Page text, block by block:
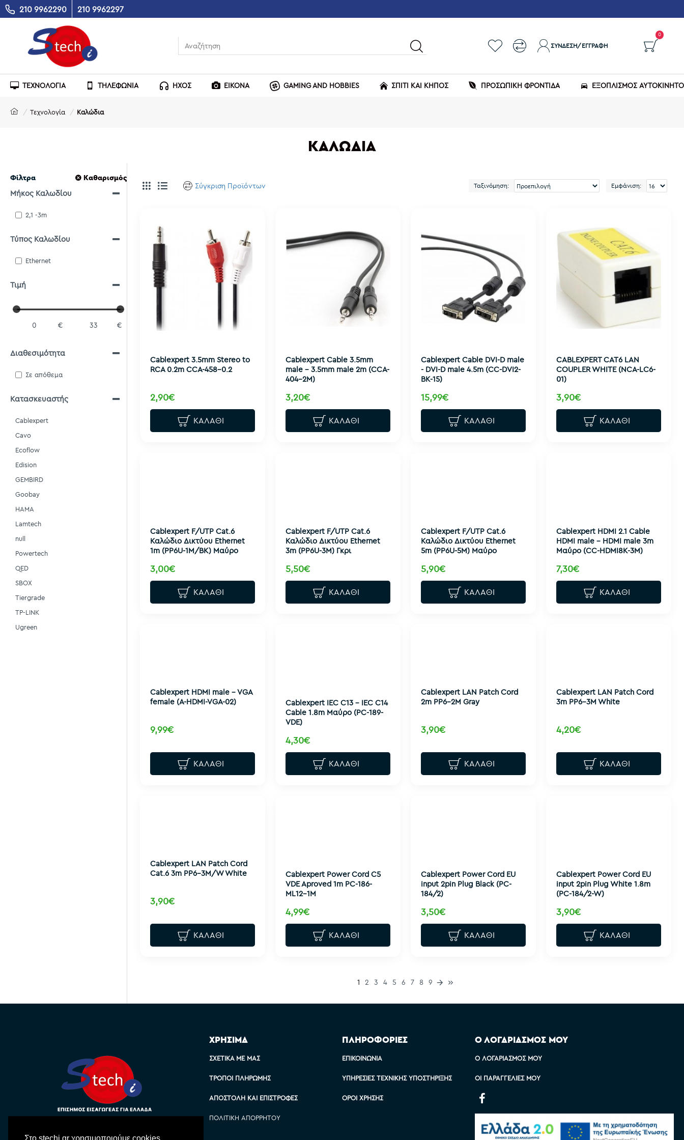
210 9962290 210 9962297
ΣΎΝΔΕΣΗ/ΕΓΓΡΑΦΉ
0
ΤΕΧΝΟΛΟΓΙΑ ΤΗΛΕΦΩΝΙΑ ΗΧΟΣ ΕΙΚΟΝΑ GAMING AND HOBBIES ΣΠΙΤΙ ΚΑΙ ΚΗΠΟΣ ΠΡΟΣΩΠΙΚΗ ΦΡΟΝΤΙΔΑ ΕΞΟΠΛΙΣΜΌΣ
Τεχνολογία Καλώδια
ΚΑΛΏΔΙΑ
Φίλτρα Καθαρισμός
Τιμή
€ €
Κατασκευαστής
Cablexpert
Cavo
Ecoflow
Edision
GEMBIRD
Goobay
HAMA
Lamtech
null
Powertech
QED
SBOX
Tiergrade
TP-LINK
Ugreen
Μήκος Καλωδίου
2,1 -3m
Τύπος Καλωδίου
Ethernet
Διαθεσιμότητα
Σε απόθεμα
Σύγκριση Προϊόντων Ταξινόμηση: Εμφάνιση:
Cablexpert 3.5mm Stereo to
RCA 0.2m CCA-458-0.2
2,90€
ΚΑΛΆΘΙ
Cablexpert Cable 3.5mm
male - 3.5mm male 2m (CCA-
404-2M)
3,20€
ΚΑΛΆΘΙ
Cablexpert Cable DVI-D male
- DVI-D male 4.5m (CC-DVI2-
BK-15)
15,99€
ΚΑΛΆΘΙ
CABLEXPERT CAT6 LAN
COUPLER WHITE (NCA-LC6-
01)
3,90€
ΚΑΛΆΘΙ
Cablexpert F/UTP Cat.6
Καλώδιο Δικτύου Ethernet
1m (PP6U-1M/BK) Μαύρο
3,00€
ΚΑΛΆΘΙ
Cablexpert F/UTP Cat.6
Καλώδιο Δικτύου Ethernet
3m (PP6U-3M) Γκρι
5,50€
ΚΑΛΆΘΙ
Cablexpert F/UTP Cat.6
Καλώδιο Δικτύου Ethernet
5m (PP6U-5M) Μαύρο
5,90€
ΚΑΛΆΘΙ
Cablexpert HDMI 2.1 Cable
HDMI male - HDMI male 3m
Μαύρο (CC-HDMI8K-3M)
7,30€
ΚΑΛΆΘΙ
Cablexpert HDMI male - VGA
female (A-HDMI-VGA-02)
9,99€
ΚΑΛΆΘΙ
Cablexpert IEC C13 - IEC C14
Cable 1.8m Μαύρο (PC-189-
VDE)
4,30€
ΚΑΛΆΘΙ
Cablexpert LAN Patch Cord
2m PP6-2M Gray
3,90€
ΚΑΛΆΘΙ
Cablexpert LAN Patch Cord
3m PP6-3M White
4,20€
ΚΑΛΆΘΙ
Cablexpert LAN Patch Cord
Cat.6 3m PP6-3M/W White
3,90€
ΚΑΛΆΘΙ
Cablexpert Power Cord C5
VDE Aproved 1m PC-186-
ML12-1M
4,99€
ΚΑΛΆΘΙ
Cablexpert Power Cord EU
input 2pin Plug Black (PC-
184/2)
3,50€
ΚΑΛΆΘΙ
Cablexpert Power Cord EU
input 2pin Plug White 1.8m
(PC-184/2-W)
3,90€
ΚΑΛΆΘΙ
1 2 3 4 5 6 7 8 9
ΧΡΗΣΙΜΑ
ΣΧΕΤΙΚΆ ΜΕ ΜΑΣ
ΤΡΌΠΟΙ ΠΛΗΡΩΜΉΣ
ΑΠΟΣΤΟΛΉ ΚΑΙ ΕΠΙΣΤΡΟΦΈΣ
ΠΟΛΙΤΙΚΉ ΑΠΟΡΡΉΤΟΥ
ΠΛΗΡΟΦΟΡΙΕΣ
ΕΠΙΚΟΙΝΩΝΊΑ
ΥΠΗΡΕΣΊΕΣ ΤΕΧΝΙΚΉΣ ΥΠΟΣΤΉΡΙΞΗΣ
ΌΡΟΙ ΧΡΉΣΗΣ
Ο ΛΟΓΑΡΙΑΣΜΟΣ ΜΟΥ
Ο ΛΟΓΑΡΙΑΣΜΌΣ ΜΟΥ
ΟΙ ΠΑΡΑΓΓΕΛΊΕΣ ΜΟΥ